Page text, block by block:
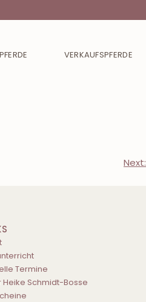
VERKAUFSPFERDE
Next:
Termine
Heike Schmidt-Bosse